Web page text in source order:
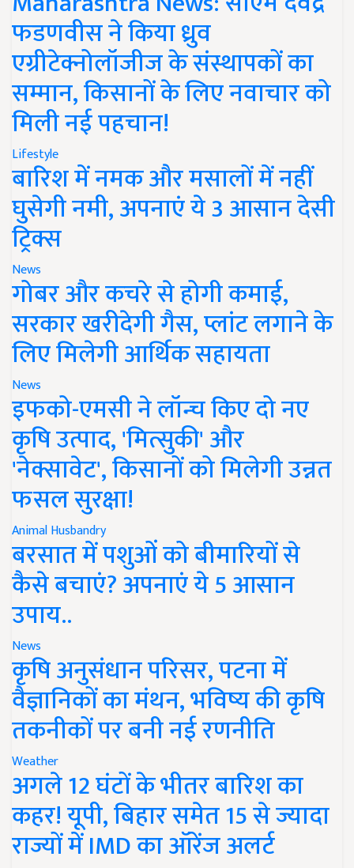
फडणवीस ने किया ध्रुव
एग्रीटेक्नोलॉजीज के संस्थापकों का
सम्मान, किसानों के लिए नवाचार को
मिली नई पहचान!
Lifestyle
बारिश में नमक और मसालों में नहीं
घुसेगी नमी, अपनाएं ये 3 आसान देसी
ट्रिक्स
News
गोबर और कचरे से होगी कमाई,
सरकार खरीदेगी गैस, प्लांट लगाने के
लिए मिलेगी आर्थिक सहायता
News
इफको-एमसी ने लॉन्च किए दो नए
कृषि उत्पाद, 'मित्सुकी' और
'नेक्सावेट', किसानों को मिलेगी उन्नत
फसल सुरक्षा!
Animal Husbandry
बरसात में पशुओं को बीमारियों से
कैसे बचाएं? अपनाएं ये 5 आसान
उपाय..
News
कृषि अनुसंधान परिसर, पटना में
वैज्ञानिकों का मंथन, भविष्य की कृषि
तकनीकों पर बनी नई रणनीति
Weather
अगले 12 घंटों के भीतर बारिश का
कहर! यूपी, बिहार समेत 15 से ज्यादा
राज्यों में IMD का ऑरेंज अलर्ट